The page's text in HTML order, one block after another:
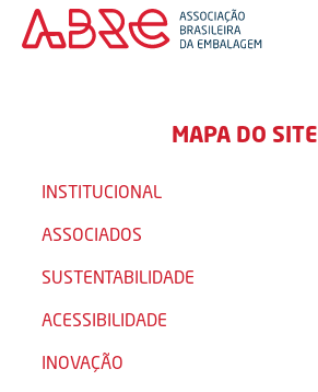
MAPA DO SITE
INSTITUCIONAL
ASSOCIADOS
SUSTENTABILIDADE
ACESSIBILIDADE
INOVAÇÃO